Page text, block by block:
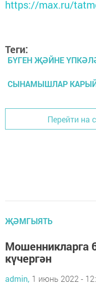
https://max.ru/
Теги:
БҮГЕН ҖӘЙНЕ
СЫНАМЫШЛАР
Перейти на
ҖӘМГЫЯТЬ
Мошенникларга
күчергән
admin, 1 июнь 2022 -